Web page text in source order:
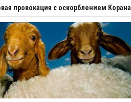
провокация с оскорблением Корана